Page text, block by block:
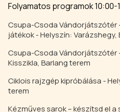
Folyamatos programok 10:00-
Csupa-Csoda Vándorjátszótér
játékok - Helyszín: Varázshegy,
Csupa-Csoda Vándorjátszótér
Kisszikla, Barlang terem
Ciklois rajzgép kipróbálása -
terem
Kézműves sarok – készítsd el